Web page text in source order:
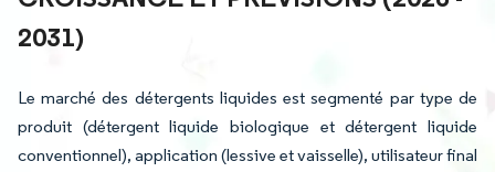
2031)
Le marché des détergents liquides est segmenté par type de
produit (détergent liquide biologique et détergent liquide
conventionnel), application (lessive et vaisselle), utilisateur final